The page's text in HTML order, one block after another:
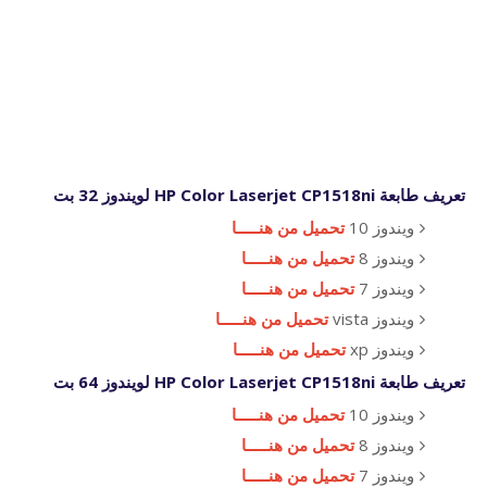
تعريف طابعة HP Color Laserjet CP1518ni لويندوز 32 بت
ويندوز 10
تحميل من هنـــــا
ويندوز 8
تحميل من هنـــــا
ويندوز 7
تحميل من هنـــــا
ويندوز vista
تحميل من هنـــــا
ويندوز xp
تحميل من هنـــــا
تعريف طابعة HP Color Laserjet CP1518ni لويندوز 64 بت
ويندوز 10
تحميل من هنـــــا
ويندوز 8
تحميل من هنـــــا
ويندوز 7
تحميل من هنـــــا